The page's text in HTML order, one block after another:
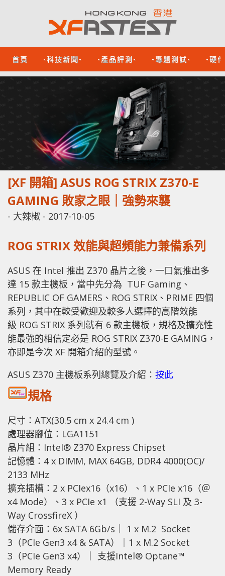
首頁 -科技新聞- -產品評測- -專題測試- -硬
[XF 開箱] ASUS ROG STRIX Z370-E
GAMING 敗家之眼｜強勢來襲
- 大辣椒 - 2017-10-05
ROG STRIX 效能與超頻能力兼備系列
ASUS 在 Intel 推出 Z370 晶片之後，一口氣推出多
達 15 款主機板，當中先分為 TUF Gaming、
REPUBLIC OF GAMERS、ROG STRIX、PRIME 四個
系列，其中在較受歡迎及較多人選擇的高階效能
級 ROG STRIX 系列就有 6 款主機板，規格及擴充性
能最強的相信定必是 ROG STRIX Z370-E GAMING，
亦即是今次 XF 開箱介紹的型號。
ASUS Z370 主機板系列總覽及介紹： 按此
規格
尺寸：ATX(30.5 cm x 24.4 cm )
處理器腳位：LGA1151
晶片組：Intel® Z370 Express Chipset
記憶體：4 x DIMM, MAX 64GB, DDR4 4000(OC)/
2133 MHz
擴充插槽：2 x PCIex16（x16）、1 x PCIe x16（＠
x4 Mode）、3 x PCIe x1 （支援 2-Way SLI 及 3-
Way CrossfireX ）
儲存介面：6x SATA 6Gb/s｜ 1 x M.2 Socket
3（PCIe Gen3 x4 & SATA）｜1 x M.2 Socket
3（PCIe Gen3 x4）｜ 支援Intel® Optane™
Memory Ready